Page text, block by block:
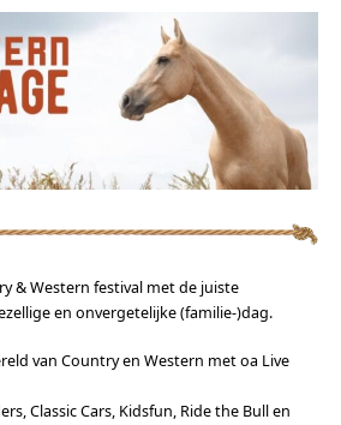
& Western festival met de juiste
en onvergetelijke (familie-)dag.
van Country en Western met oa Live
Classic Cars, Kidsfun, Ride the Bull en